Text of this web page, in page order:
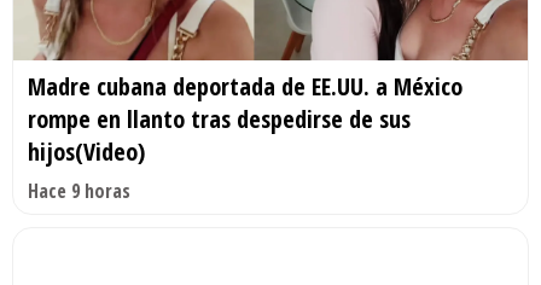
Madre cubana deportada de EE.UU. a México
rompe en llanto tras despedirse de sus
hijos(Video)
Hace 9 horas